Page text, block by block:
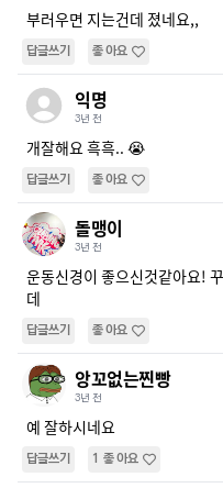
부러우면 지는건데 졌네요,,
답글쓰기 좋아요
익명
3년 전
개잘해요 흑흑.. 😭
답글쓰기 좋아요
돌맹이
3년 전
운동신경이 좋으신것같아요!
데
답글쓰기 좋아요
앙꼬없는찐빵
3년 전
예 잘하시네요
답글쓰기 1 좋아요